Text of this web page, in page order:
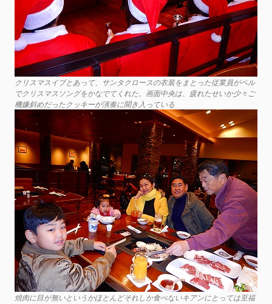
クリスマスイブとあって、サンタクロースの衣装をまとった従業員がベル
でクリスマスソングをかなでてくれた。画面中央は、疲れたせいか少々ご
機嫌斜めだったクッキーが演奏に聞き入っている
焼肉に目が無いというかほとんどそれしか食べないキアンにとっては至福